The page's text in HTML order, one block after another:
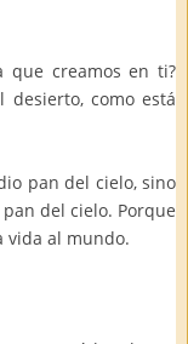
que creamos en ti?
desierto, como está
pan del cielo, sino
del cielo. Porque
vida al mundo.